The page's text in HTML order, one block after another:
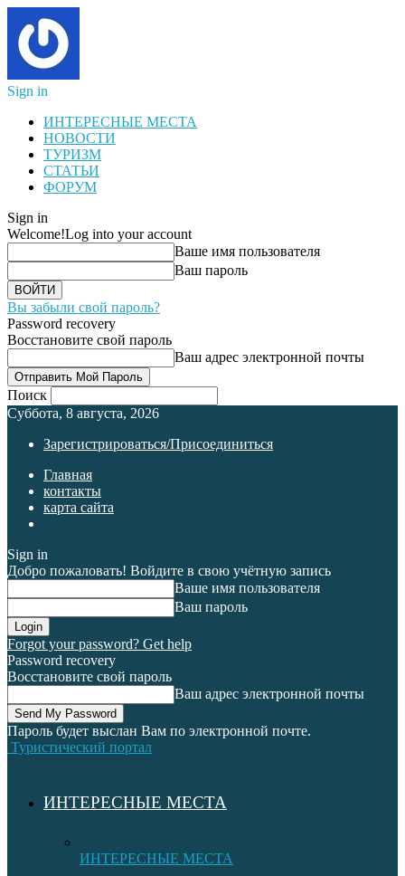
Sign in
ИНТЕРЕСНЫЕ МЕСТА
НОВОСТИ
ТУРИЗМ
СТАТЬИ
ФОРУМ
Sign in
Welcome!Log into your account
Ваше имя пользователя
Ваш пароль
Вы забыли свой пароль?
Password recovery
Восстановите свой пароль
Ваш адрес электронной почты
Поиск
Суббота, 8 августа, 2026
Зарегистрироваться/Присоединиться
Главная
контакты
карта сайта
Sign in
Добро пожаловать! Войдите в свою учётную запись
Ваше имя пользователя
Ваш пароль
Forgot your password? Get help
Password recovery
Восстановите свой пароль
Ваш адрес электронной почты
Пароль будет выслан Вам по электронной почте.
Туристический портал
ИНТЕРЕСНЫЕ МЕСТА
ИНТЕРЕСНЫЕ МЕСТА